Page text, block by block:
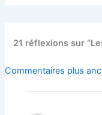
21 réflexions sur
Commentaires
Commentaires plus